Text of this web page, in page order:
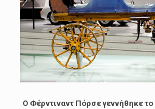
Ο Φέρντιναντ Πόρσε γεννήθηκε το